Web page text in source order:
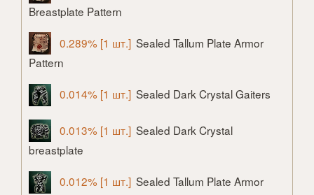
Breastplate Pattern
0.289% [1 шт.] Sealed Tallum Plate Armor
Pattern
0.014% [1 шт.] Sealed Dark Crystal Gaiters
0.013% [1 шт.] Sealed Dark Crystal
breastplate
0.012% [1 шт.] Sealed Tallum Plate Armor